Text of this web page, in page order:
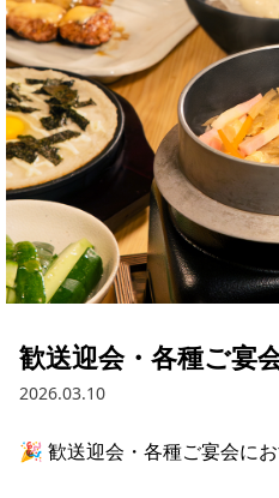
歓送迎会・各種ご宴
2026.03.10
🎉 歓送迎会・各種ご宴会に